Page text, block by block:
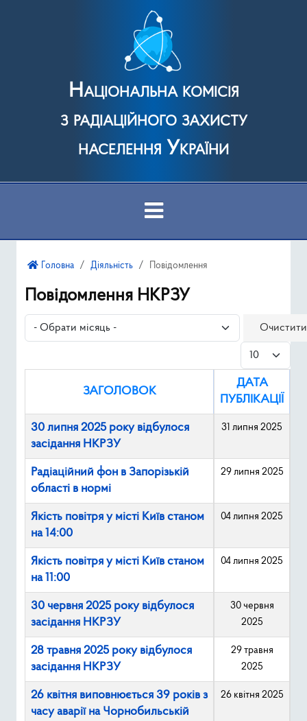
Національна комісія
з радіаційного захисту
населення України
Діяльність
Ресурси
Type 2 or
Пошук
Головна Діяльність Повідомлення
Повідомлення НКРЗУ
- Обрати місяць -
Очистити
Показувати
ЗАГОЛОВОК
ДАТА
ПУБЛІКАЦІЇ
30 липня 2025 року відбулося
засідання НКРЗУ
31 липня 2025
Радіаційний фон в Запорізькій
області в нормі
29 липня 2025
Якість повітря у місті Київ станом
на 14:00
04 липня 2025
Якість повітря у місті Київ станом
на 11:00
04 липня 2025
30 червня 2025 року відбулося
засідання НКРЗУ
30 червня
2025
28 травня 2025 року відбулося
засідання НКРЗУ
29 травня
2025
26 квітня виповнюється 39 років з
часу аварії на Чорнобильській
26 квітня 2025